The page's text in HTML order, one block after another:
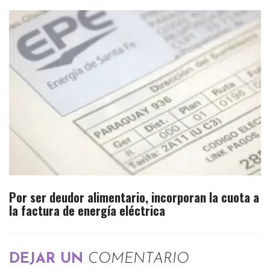
Por ser deudor alimentario, incorporan la cuota a
la factura de energía eléctrica
DEJAR UN COMENTARIO